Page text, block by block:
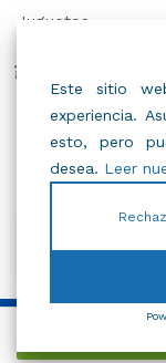
Juguetes
Trabaja con
Este sitio
experiencia.
esto, pero
desea. Leer